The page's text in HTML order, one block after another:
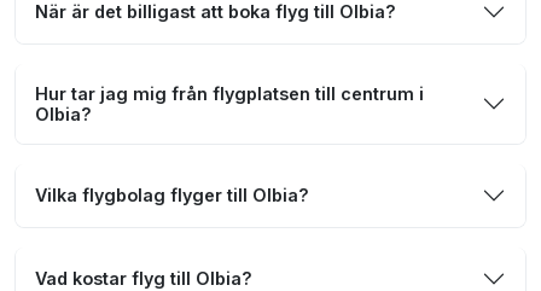
När är det billigast att boka flyg till Olbia?
Hur tar jag mig från flygplatsen till centrum i
Olbia?
Vilka flygbolag flyger till Olbia?
Vad kostar flyg till Olbia?